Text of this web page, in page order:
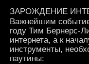
ЗАРОЖДЕНИЕ
Важнейшим
году Тим Бернерс-
интернета, а к
инструменты,
паутины: